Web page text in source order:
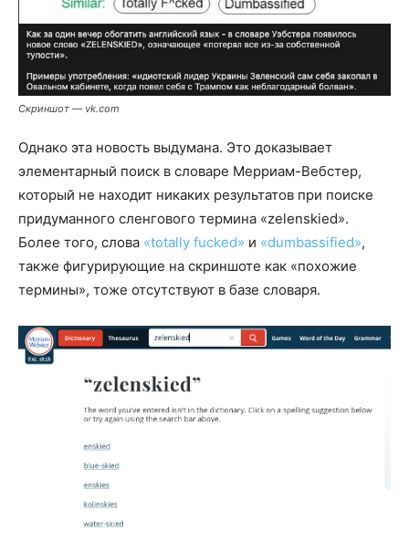
Скриншот — vk.com
Однако эта новость выдумана. Это доказывает
элементарный поиск в словаре Мерриам-Вебстер,
который не находит никаких результатов при поиске
придуманного сленгового термина «zelenskied».
Более того, слова «totally fucked» и «dumbassified»,
также фигурирующие на скриншоте как «похожие
термины», тоже отсутствуют в базе словаря.